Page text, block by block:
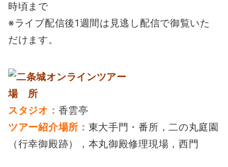
時頃まで
※ライブ配信後1週間は見逃し配信で御覧いた
だけます。
場 所
スタジオ： 香雲亭
ツアー紹介場所： 東大手門・番所，二の丸庭園
（行幸御殿跡），本丸御殿修理現場，西門